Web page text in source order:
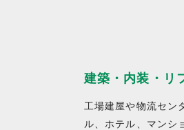
建築・内装・リ
工場建屋や物流セン
ル、ホテル、マンシ